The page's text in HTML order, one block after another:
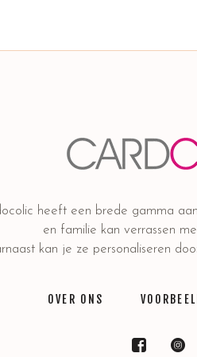
heeft een brede gamma
en familie kan verrassen
kan je ze personaliseren
OVER ONS